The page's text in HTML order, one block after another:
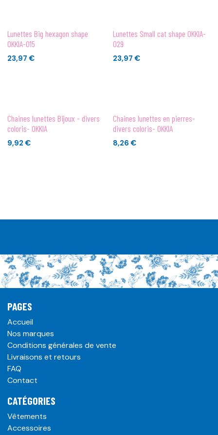
Lunettes Big hexagon shape
OKKIA-015
23,97 €
Lunettes Small cat shape OKKIA-
029
23,97 €
Chaines lunettes Bijoux - divers
coloris- OKKIA
9,92 €
Chaines lunettes en pierres-
divers coloris- OKKIA
8,26 €
PAGES
Accueil
Nos marques
Conditions générales de vente
Livraisons et retours
FAQ
Contact
CATÉGORIES
Vêtements
Accessoires